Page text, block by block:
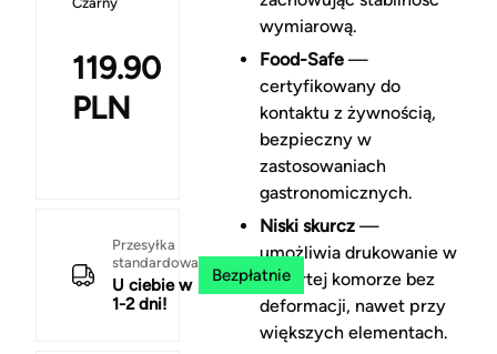
119.90
PLN
Przesyłka
standardowa
U ciebie w
1-2 dni!
Bezpłatnie
wymiarową.
Food-Safe—
certyfikowany do
kontaktu z żywnością,
bezpieczny w
zastosowaniach
gastronomicznych.
Niski skurcz—
umożliwia drukowanie w
otwartej komorze bez
deformacji, nawet przy
większych elementach.